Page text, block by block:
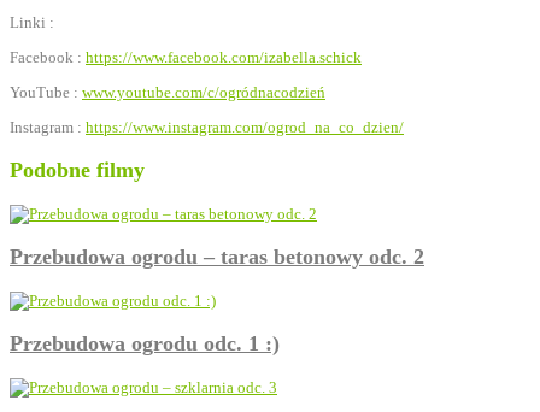
Linki :
Facebook : https://www.facebook.com/izabella.schick
YouTube : www.youtube.com/c/ogródnacodzień
Instagram : https://www.instagram.com/ogrod_na_co_dzien/
Podobne filmy
Przebudowa ogrodu – taras betonowy odc. 2
Przebudowa ogrodu odc. 1 :)